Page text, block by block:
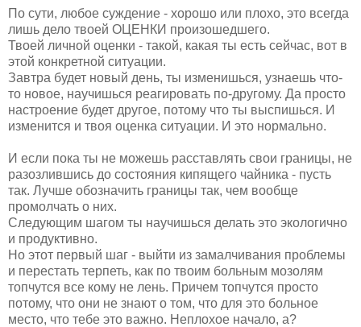
По сути, любое суждение - хорошо или плохо, это всегда
лишь дело твоей ОЦЕНКИ произошедшего.
Твоей личной оценки - такой, какая ты есть сейчас, вот в
этой конкретной ситуации.
Завтра будет новый день, ты изменишься, узнаешь что-
то новое, научишься реагировать по-другому. Да просто
настроение будет другое, потому что ты выспишься. И
изменится и твоя оценка ситуации. И это нормально.
И если пока ты не можешь расставлять свои границы, не
разозлившись до состояния кипящего чайника - пусть
так. Лучше обозначить границы так, чем вообще
промолчать о них.
Следующим шагом ты научишься делать это экологично
и продуктивно.
Но этот первый шаг - выйти из замалчивания проблемы
и перестать терпеть, как по твоим больным мозолям
топчутся все кому не лень. Причем топчутся просто
потому, что они не знают о том, что для это больное
место, что тебе это важно. Неплохое начало, а?